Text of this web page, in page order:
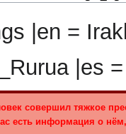
|en =
|es
совершил тяжкое
есть информация о